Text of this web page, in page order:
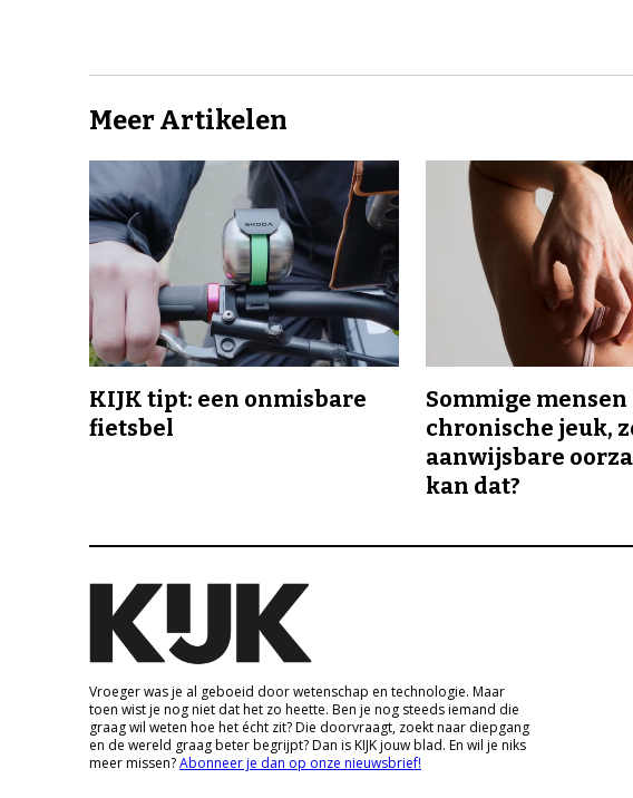
Meer Artikelen
KIJK tipt: een onmisbare
fietsbel
Sommige
chronische jeuk,
aanwijsbare
kan dat?
Vroeger was je al geboeid door wetenschap en technologie. Maar
toen wist je nog niet dat het zo heette. Ben je nog steeds iemand die
graag wil weten hoe het écht zit? Die doorvraagt, zoekt naar diepgang
en de wereld graag beter begrijpt? Dan is KIJK jouw blad. En wil je niks
meer missen?Abonneer je dan op onze nieuwsbrief!